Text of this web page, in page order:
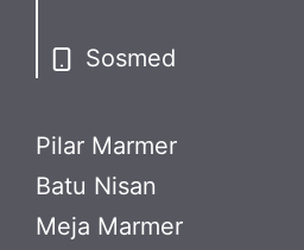
Sosmed
Pilar Marmer
Batu Nisan
Meja Marmer